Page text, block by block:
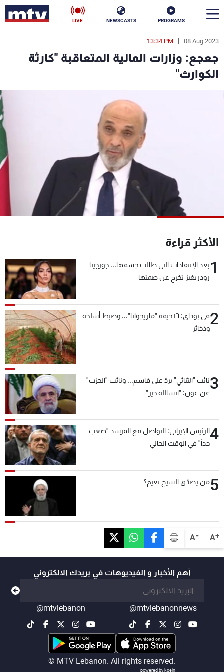
PROGRAMS
NEWSCASTS
LIVE
A+
A-
08 Aug 2023
13:34 PM
جعجع: وزارات المالية المتعاقبة "كارثة
الكوارث"
الأكثر قراءة
1بعد الإنتقادات التي طالت جسمها... جورجينا
رودريغيز تخرج عن صمتها
2
في بوداي: ١٦ خيمة "ماريجوانا"... وضبط أسلحة
وذخائر
3نائب "الثنائي" يردّ على قاسم... ونائب "الحزب"
عن عون: "انشالله خير"
4الرئيس الإيراني: التواصل مع المرشد "صعب
جداً" في الوقت الحالي
5من يصدّق الشيخ نعيم؟
أهم الأخبار و الفيديوهات في بريدك الالكتروني
@mtvlebanonnews
@mtvlebanon
© MTV Lebanon. All rights reserved.
powered by koein
en
الأخبار
فن
رياضة
جدول البرامج
شاهد البرامج
الترددات
عن MTV
شروط الإسـتخدام
سياسة الخصوصية